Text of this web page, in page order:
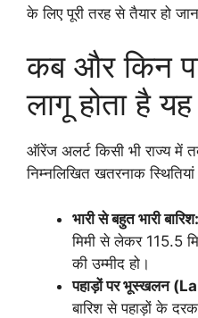
के लिए पूरी तरह से तैयार हो
कब और किन
लागू होता है
ऑरेंज अलर्ट किसी भी राज्य में
निम्नलिखित खतरनाक
भारी से बहुत भारी बारिश:
मिमी से लेकर 115.5
की उम्मीद हो।
पहाड़ों पर भूस्खलन
बारिश से पहाड़ों के